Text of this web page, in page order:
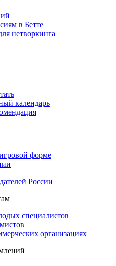
в Бетте
нетворкинга
календарь
форме
России
специалистов
организациях